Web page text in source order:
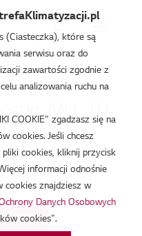
/
(Ciasteczka), które są
serwisu oraz do
zawartości zgodnie z
analizowania ruchu na
COOKIE" zgadzasz się na
cookies. Jeśli chcesz
cookies, kliknij przycisk
informacji odnośnie
cookies znajdziesz w
Danych Osobowych
cookies".